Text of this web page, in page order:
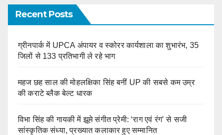
Recent Posts
ग्रीनपार्क में UPCA अंपायर व स्कोरर कार्यशाला का शुभारंभ, 35
जिलों से 133 प्रतिभागी ले रहे भाग
महज छह साल की मोहलक्षिका सिंह बनीं UP की सबसे कम उम्र
की कराटे ब्लैक बेल्ट धारक
विभा सिंह की गायकी में झूमे संगीत प्रेमी: ‘राग एवं रंग’ से सजी
सांस्कृतिक संध्या, प्रख्यात कलाकार हुए सम्मानित